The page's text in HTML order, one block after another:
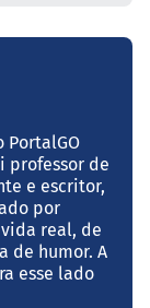
PortalGO
professor de
e escritor,
por
real, de
de humor. A
esse lado